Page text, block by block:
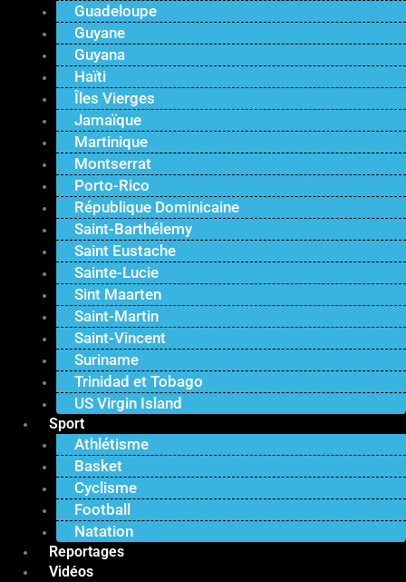
Guadeloupe
Guyane
Guyana
Haïti
Îles Vierges
Jamaïque
Martinique
Montserrat
Porto-Rico
République Dominicaine
Saint-Barthélemy
Saint Eustache
Sainte-Lucie
Sint Maarten
Saint-Martin
Saint-Vincent
Suriname
Trinidad et Tobago
US Virgin Island
Sport
Athlétisme
Basket
Cyclisme
Football
Natation
Reportages
Vidéos